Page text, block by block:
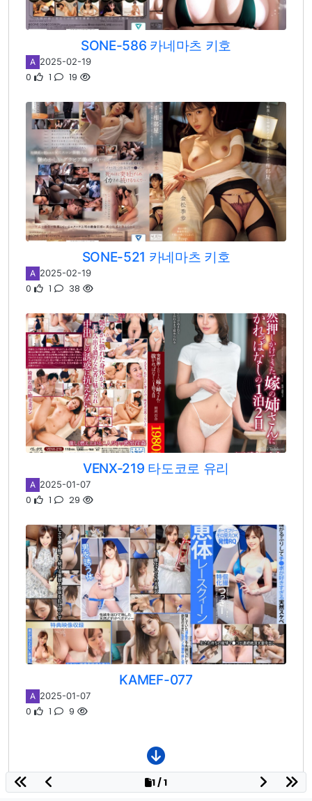
SONE-586 카네마츠 키호
A 2025-02-19
0 1 19
SONE-521 카네마츠 키호
A 2025-02-19
0 1 38
VENX-219 타도코로 유리
A 2025-01-07
0 1 29
KAMEF-077
A 2025-01-07
0 1 9
1 / 1